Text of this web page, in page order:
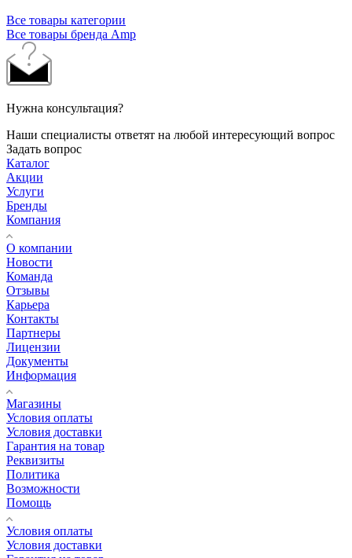
Все товары категории
Все товары бренда Amp
Нужна консультация?
Наши специалисты ответят на любой интересующий вопрос
Задать вопрос
Каталог
Акции
Услуги
Бренды
Компания
О компании
Новости
Команда
Отзывы
Карьера
Контакты
Партнеры
Лицензии
Документы
Информация
Магазины
Условия оплаты
Условия доставки
Гарантия на товар
Реквизиты
Политика
Возможности
Помощь
Условия оплаты
Условия доставки